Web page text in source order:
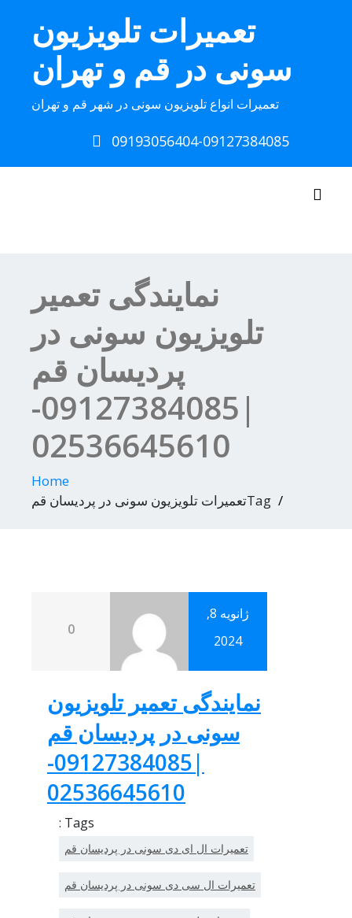
تعمیرات تلویزیون
سونی در قم و تهران
تعمیرات انواع تلویزیون سونی در شهر قم و تهران
09193056404-09127384085
Toggle navigation
نمایندگی تعمیر
تلویزیون سونی در
پردیسان قم
|09127384085-
02536645610
Home
Tagتعمیرات تلویزیون سونی در پردیسان قم
ژانویه 8,
2024
0
نمایندگی تعمیر تلویزیون
سونی در پردیسان قم
|09127384085-
02536645610
Tags :
تعمیرات ال ای دی سونی در پردیسان قم
تعمیرات ال سی دی سونی در پردیسان قم